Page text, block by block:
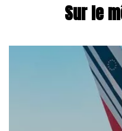
Sur le